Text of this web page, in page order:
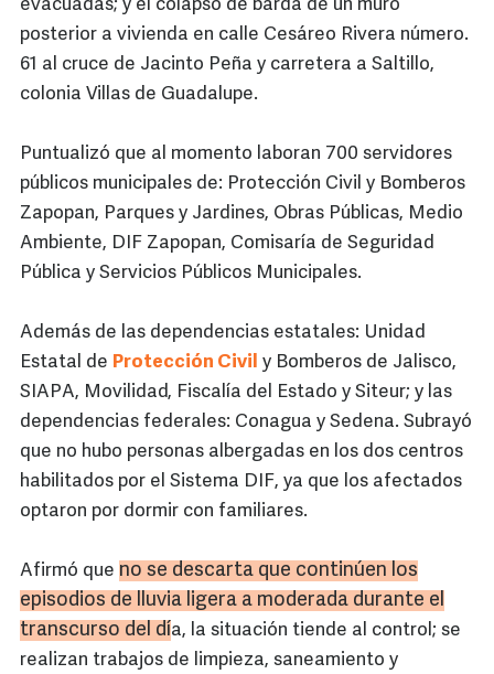
evacuadas; y el colapso de barda de un muro
posterior a vivienda en calle Cesáreo Rivera número.
61 al cruce de Jacinto Peña y carretera a Saltillo,
colonia Villas de Guadalupe.
Puntualizó que al momento laboran 700 servidores
públicos municipales de: Protección Civil y Bomberos
Zapopan, Parques y Jardines, Obras Públicas, Medio
Ambiente, DIF Zapopan, Comisaría de Seguridad
Pública y Servicios Públicos Municipales.
Además de las dependencias estatales: Unidad
Estatal de Protección Civil y Bomberos de Jalisco,
SIAPA, Movilidad, Fiscalía del Estado y Siteur; y las
dependencias federales: Conagua y Sedena. Subrayó
que no hubo personas albergadas en los dos centros
habilitados por el Sistema DIF, ya que los afectados
optaron por dormir con familiares.
Afirmó que no se descarta que continúen los
episodios de lluvia ligera a moderada durante el
transcurso del día, la situación tiende al control; se
realizan trabajos de limpieza, saneamiento y